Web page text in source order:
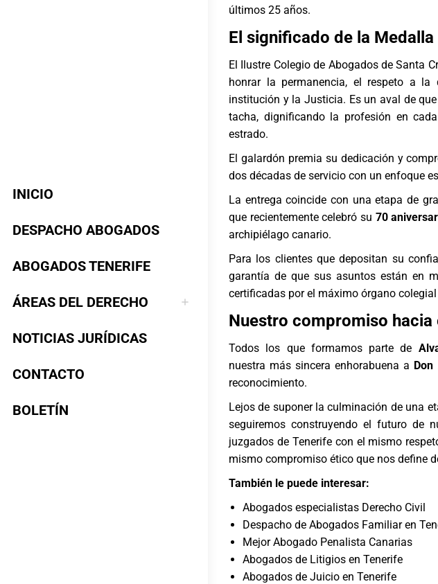
INICIO
DESPACHO ABOGADOS
ABOGADOS TENERIFE
ÁREAS DEL DERECHO
NOTICIAS JURÍDICAS
CONTACTO
BOLETÍN
últimos 25 años.
El significado de la Medalla
El Ilustre Colegio de Abogados de Santa
honrar la permanencia, el respeto a
institución y la Justicia. Es un aval de
tacha, dignificando la profesión en
estrado.
El galardón premia su dedicación y
dos décadas de servicio con un enfoque
La entrega coincide con una etapa de
que recientemente celebró su 70
archipiélago canario.
Para los clientes que depositan su
garantía de que sus asuntos están en
certificadas por el máximo órgano
Nuestro compromiso hacia
Todos los que formamos parte de
nuestra más sincera enhorabuena a Don
reconocimiento.
Lejos de suponer la culminación de una
seguiremos construyendo el futuro de
juzgados de Tenerifecon el mismo
mismo compromiso ético que nos define
También le puede interesar:
Abogados especialistas Derecho Civil
Despacho de Abogados Familiar en
Mejor Abogado Penalista Canarias
Abogados de Litigios en Tenerife
Abogados de Juicio en Tenerife